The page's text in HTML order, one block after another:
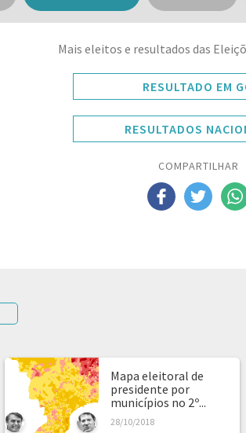
Mais eleitos e resultados das
RESULTADO EM
RESULTADOS
COMPARTILHAR
Mapa eleitoral de
presidente por
municípios no 2º...
28/10/2018